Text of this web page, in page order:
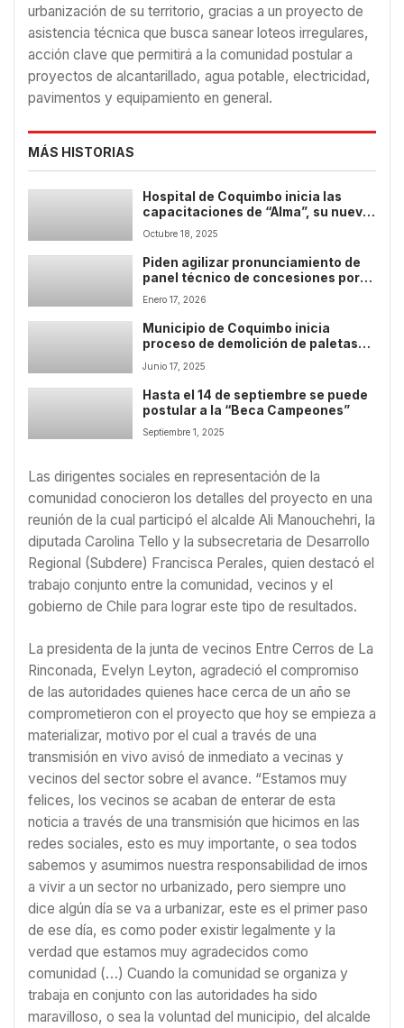
urbanización de su territorio, gracias a un proyecto de
asistencia técnica que busca sanear loteos irregulares,
acción clave que permitirá a la comunidad postular a
proyectos de alcantarillado, agua potable, electricidad,
pavimentos y equipamiento en general.
MÁS HISTORIAS
Hospital de Coquimbo inicia las
capacitaciones de “Alma”, su nuevo
sistema de ficha clínica digital
Octubre 18, 2025
Piden agilizar pronunciamiento de
panel técnico de concesiones por
proyecto de Circunvalación
Coquimbo-La Serena
Enero 17, 2026
Municipio de Coquimbo inicia
proceso de demolición de paletas
publicitarias irregulares
Junio 17, 2025
Hasta el 14 de septiembre se puede
postular a la “Beca Campeones”
Septiembre 1, 2025
Las dirigentes sociales en representación de la
comunidad conocieron los detalles del proyecto en una
reunión de la cual participó el alcalde Ali Manouchehri, la
diputada Carolina Tello y la subsecretaria de Desarrollo
Regional (Subdere) Francisca Perales, quien destacó el
trabajo conjunto entre la comunidad, vecinos y el
gobierno de Chile para lograr este tipo de resultados.
La presidenta de la junta de vecinos Entre Cerros de La
Rinconada, Evelyn Leyton, agradeció el compromiso
de las autoridades quienes hace cerca de un año se
comprometieron con el proyecto que hoy se empieza a
materializar, motivo por el cual a través de una
transmisión en vivo avisó de inmediato a vecinas y
vecinos del sector sobre el avance. “Estamos muy
felices, los vecinos se acaban de enterar de esta
noticia a través de una transmisión que hicimos en las
redes sociales, esto es muy importante, o sea todos
sabemos y asumimos nuestra responsabilidad de irnos
a vivir a un sector no urbanizado, pero siempre uno
dice algún día se va a urbanizar, este es el primer paso
de ese día, es como poder existir legalmente y la
verdad que estamos muy agradecidos como
comunidad (…) Cuando la comunidad se organiza y
trabaja en conjunto con las autoridades ha sido
maravilloso, o sea la voluntad del municipio, del alcalde